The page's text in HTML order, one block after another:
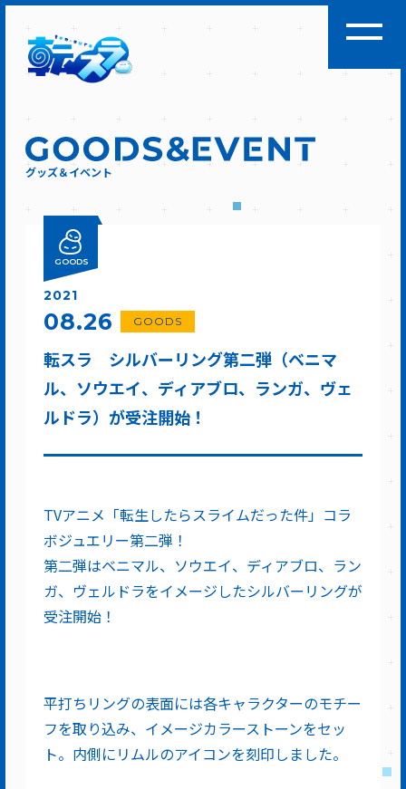
グッズ＆イベント
GOODS
転スラ シルバーリング第二弾（ベニマ
ル、ソウエイ、ディアブロ、ランガ、ヴェ
ルドラ）が受注開始！
GOODS
2021
08.26
TVアニメ「転生したらスライムだった件」コラ
ボジュエリー第二弾！
第二弾はベニマル、ソウエイ、ディアブロ、ラン
ガ、ヴェルドラをイメージしたシルバーリングが
受注開始！
平打ちリングの表面には各キャラクターのモチー
フを取り込み、イメージカラーストーンをセッ
ト。内側にリムルのアイコンを刻印しました。